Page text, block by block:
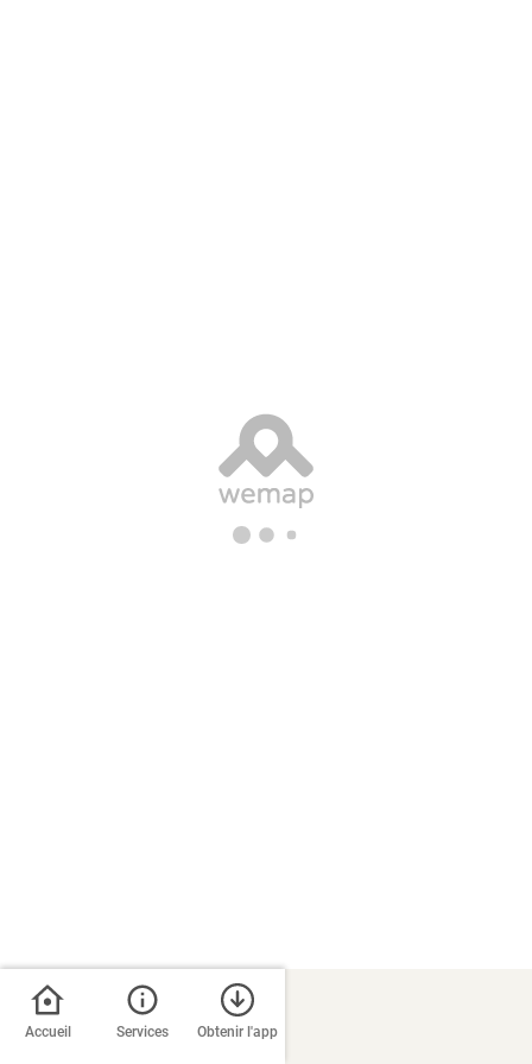
Accueil Services Obtenir l'app